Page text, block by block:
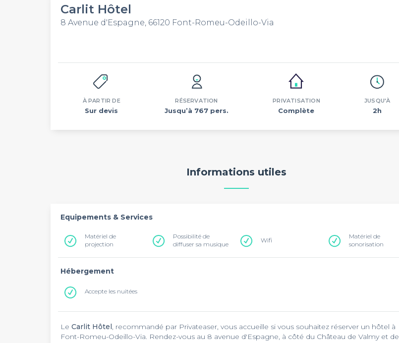
Carlit Hôtel
8 Avenue d'Espagne, 66120 Font-Romeu-Odeillo-Via
À PARTIR DE
Sur devis
RÉSERVATION
Jusqu’à 767 pers.
PRIVATISATION
Complète
JUSQU'À
2h
Informations utiles
Equipements & Services
Matériel de
projection
Possibilité de
diffuser sa musique
Wifi
Matériel de
sonorisation
Hébergement
Accepte les nuitées
Le Carlit Hôtel, recommandé par Privateaser, vous accueille si vous souhaitez réserver un hôtel à
Font-Romeu-Odeillo-Via. Rendez-vous au 8 avenue d'Espagne, à côté du Château de Valmy et